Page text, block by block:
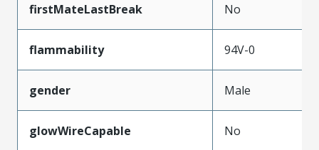
firstMateLastBreak No
flammability 94V-0
gender Male
glowWireCapable No